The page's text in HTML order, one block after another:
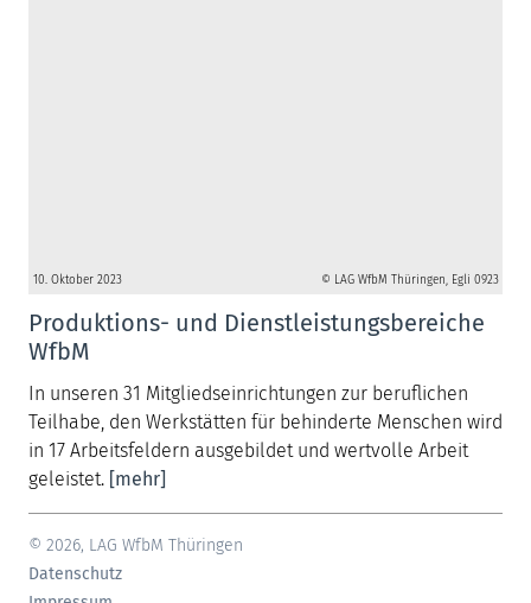
10. Oktober 2023 © LAG WfbM Thüringen, Egli 0923
Produktions- und Dienstleistungsbereiche
WfbM
In unseren 31 Mitgliedseinrichtungen zur beruflichen
Teilhabe, den Werkstätten für behinderte Menschen wird
in 17 Arbeitsfeldern ausgebildet und wertvolle Arbeit
geleistet. [mehr]
© 2026, LAG WfbM Thüringen
Datenschutz